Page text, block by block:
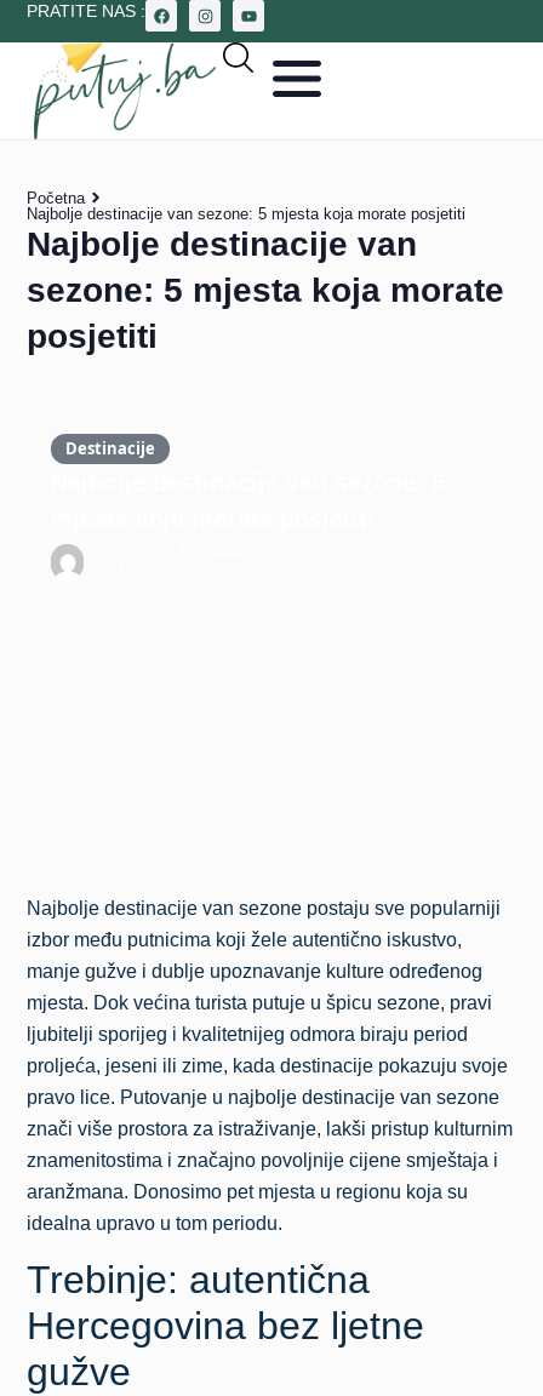
PRATITE NAS :
Početna
Najbolje destinacije van sezone: 5 mjesta koja morate posjetiti
Najbolje destinacije van
sezone: 5 mjesta koja morate
posjetiti
Destinacije
Najbolje destinacije van sezone postaju sve popularniji
izbor među putnicima koji žele autentično iskustvo,
manje gužve i dublje upoznavanje kulture određenog
mjesta. Dok većina turista putuje u špicu sezone, pravi
ljubitelji sporijeg i kvalitetnijeg odmora biraju period
proljeća, jeseni ili zime, kada destinacije pokazuju svoje
pravo lice. Putovanje u najbolje destinacije van sezone
znači više prostora za istraživanje, lakši pristup kulturnim
znamenitostima i značajno povoljnije cijene smještaja i
aranžmana. Donosimo pet mjesta u regionu koja su
idealna upravo u tom periodu.
Trebinje: autentična
Hercegovina bez ljetne
gužve